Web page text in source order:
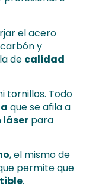
el acero
y
de calidad
tornillos. Todo
que se afila a
láser para
, el mismo de
permite que
.